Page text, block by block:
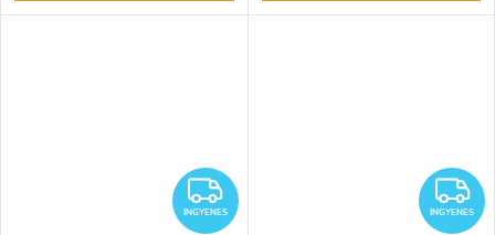
INGYENES
INGYENES INGYENES